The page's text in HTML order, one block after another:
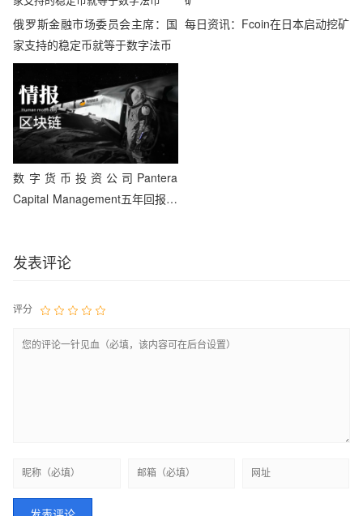
俄罗斯金融市场委员会主席：国
家支持的稳定币就等于数字法币
每日资讯：Fcoin在日本启动挖矿
数字货币投资公司Pantera
Capital Management五年回报率
发表评论
评分